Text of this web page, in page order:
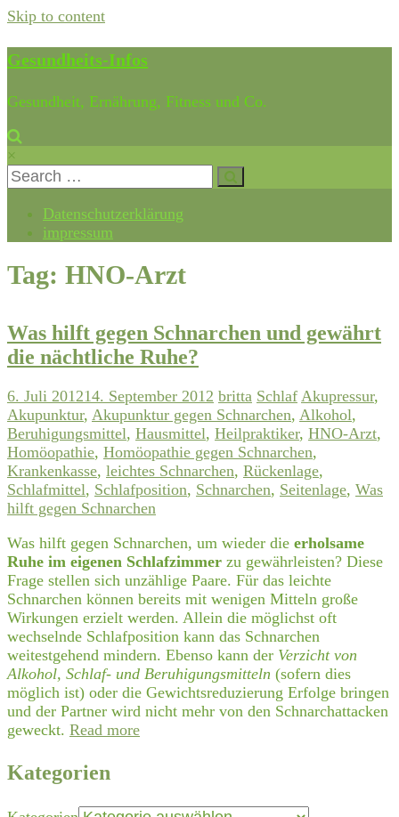
Skip to content
Gesundheits-Infos
Gesundheit, Ernährung, Fitness und Co.
×
Datenschutzerklärung
impressum
Tag: HNO-Arzt
Was hilft gegen Schnarchen und gewährt
die nächtliche Ruhe?
6. Juli 201214. September 2012 britta Schlaf Akupressur,
Akupunktur, Akupunktur gegen Schnarchen, Alkohol,
Beruhigungsmittel, Hausmittel, Heilpraktiker, HNO-Arzt,
Homöopathie, Homöopathie gegen Schnarchen,
Krankenkasse, leichtes Schnarchen, Rückenlage,
Schlafmittel, Schlafposition, Schnarchen, Seitenlage, Was
hilft gegen Schnarchen
Was hilft gegen Schnarchen, um wieder die erholsame
Ruhe im eigenen Schlafzimmer zu gewährleisten? Diese
Frage stellen sich unzählige Paare. Für das leichte
Schnarchen können bereits mit wenigen Mitteln große
Wirkungen erzielt werden. Allein die möglichst oft
wechselnde Schlafposition kann das Schnarchen
weitestgehend mindern. Ebenso kann der Verzicht von
Alkohol, Schlaf- und Beruhigungsmitteln (sofern dies
möglich ist) oder die Gewichtsreduzierung Erfolge bringen
und der Partner wird nicht mehr von den Schnarchattacken
geweckt. Read more
Kategorien